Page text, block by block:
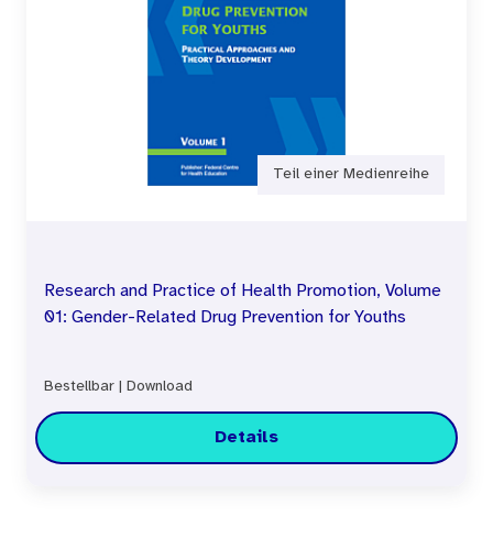
Teil einer Medienreihe
Research and Practice of Health Promotion, Volume
01: Gender-Related Drug Prevention for Youths
Bestellbar Download
Details